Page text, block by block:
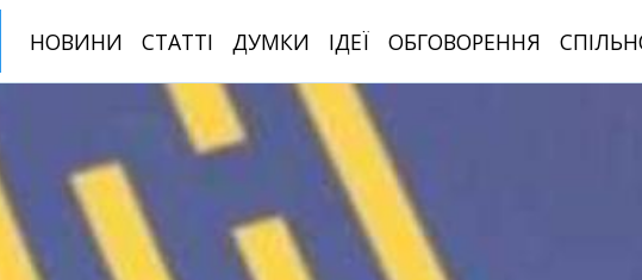
НОВИНИ СТАТТІ ДУМКИ ІДЕЇ ОБГОВОРЕННЯ